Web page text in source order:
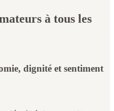
à tous les
dignité et sentiment